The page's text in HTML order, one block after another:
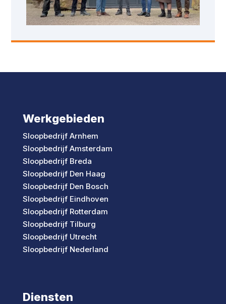
Werkgebieden
Sloopbedrijf Arnhem
Sloopbedrijf Amsterdam
Sloopbedrijf Breda
Sloopbedrijf Den Haag
Sloopbedrijf Den Bosch
Sloopbedrijf Eindhoven
Sloopbedrijf Rotterdam
Sloopbedrijf Tilburg
Sloopbedrijf Utrecht
Sloopbedrijf Nederland
Diensten